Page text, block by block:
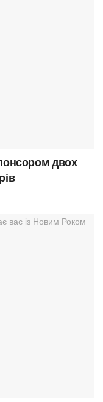
двох